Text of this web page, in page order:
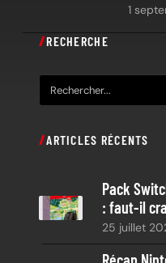
1
RECHERCHE
e
h ARTICLES RÉCENTS
Pack
: faut-il
25 juillet